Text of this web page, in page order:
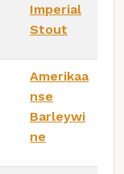
Imperial
Stout
Amerikaa
nse
Barleywi
ne